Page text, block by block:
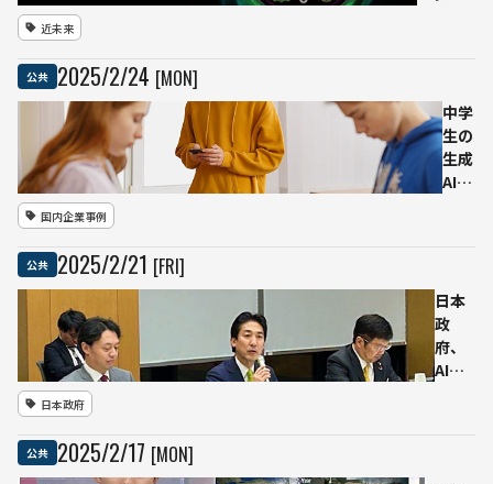
備へ
—地
域分
散を
を設
立
ケー
ス」を
公開ー
ー量子
近未来
公共 2025/2/24 [MON]
中学
生の
生成
AI利
—
NTT
ドコ
モ
国内企業事例
公共 2025/2/21 [FRI]
日本
政
府、
AI法
日本政府
公共 2025/2/17 [MON]